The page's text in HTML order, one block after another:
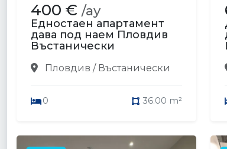
400 € /ay
Едностаен апартамент
дава под наем Пловдив
Въстанически
Пловдив / Въстанически
0 36.00 m²